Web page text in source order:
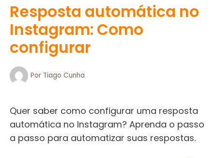
Resposta automática no
Instagram: Como
configurar
Por Tiago Cunha
Quer saber como configurar uma resposta
automática no Instagram? Aprenda o passo
a passo para automatizar suas respostas.